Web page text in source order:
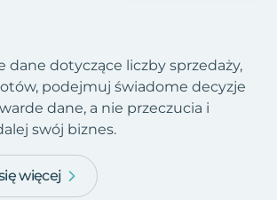
dane dotyczące liczby sprzedaży,
podejmuj świadome decyzje
dane, a nie przeczucia i
swój biznes.
więcej